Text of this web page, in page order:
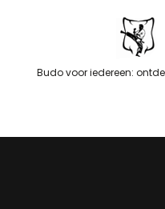
Budo voor iedereen: